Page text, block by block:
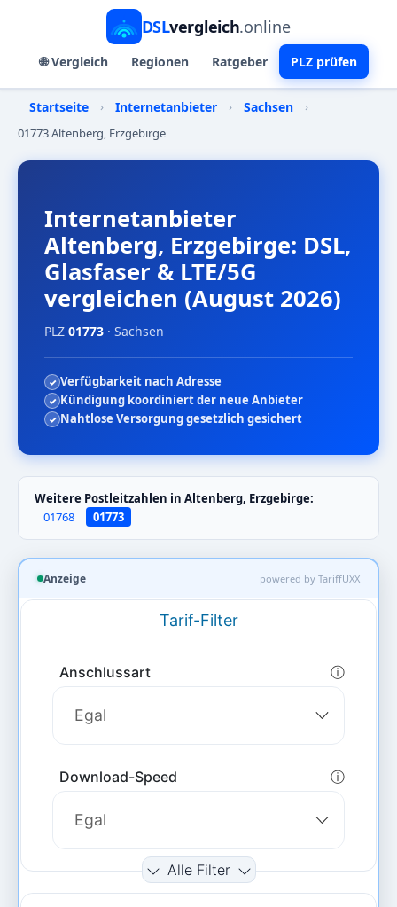
DSLvergleich.online
🌐 Vergleich Regionen Ratgeber PLZ prüfen
Startseite › Internetanbieter › Sachsen
›
01773 Altenberg, Erzgebirge
Internetanbieter
Altenberg, Erzgebirge: DSL,
Glasfaser & LTE/5G
vergleichen (August 2026)
PLZ 01773 · Sachsen
Verfügbarkeit nach Adresse
Kündigung koordiniert der neue Anbieter
Nahtlose Versorgung gesetzlich gesichert
Weitere Postleitzahlen in Altenberg, Erzgebirge:
01768
01773
Anzeige powered by TariffUXX